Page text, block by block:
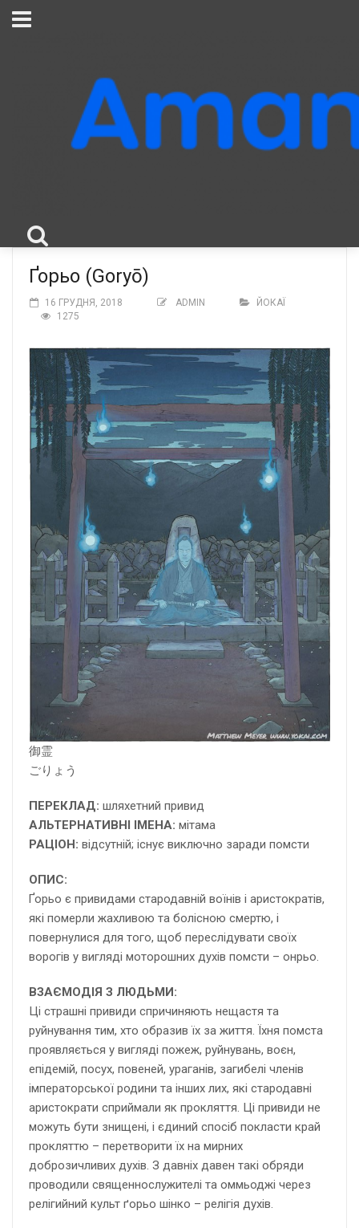
Ґорьо (Goryō)
16 ГРУДНЯ, 2018 ADMIN
ЙОКАЇ
1275
御霊
ごりょう
ПЕРЕКЛАД: шляхетний привид
АЛЬТЕРНАТИВНІ ІМЕНА: мітама
РАЦІОН: відсутній; існує виключно заради помсти
ОПИС:
Ґорьо є привидами стародавній воїнів і аристократів,
які померли жахливою та болісною смертю, і
повернулися для того, щоб переслідувати своїх
ворогів у вигляді моторошних духів помсти – онрьо.
ВЗАЄМОДІЯ З ЛЮДЬМИ:
Ці страшні привиди спричиняють нещастя та
руйнування тим, хто образив їх за життя. Їхня помста
проявляється у вигляді пожеж, руйнувань, воєн,
епідемій, посух, повеней, ураганів, загибелі членів
імператорської родини та інших лих, які стародавні
аристократи сприймали як прокляття. Ці привиди не
можуть бути знищені, і єдиний спосіб покласти край
прокляттю – перетворити їх на мирних
доброзичливих духів. З давніх давен такі обряди
проводили священнослужителі та оммьоджі через
релігийний культ ґорьо шінко – релігія духів.